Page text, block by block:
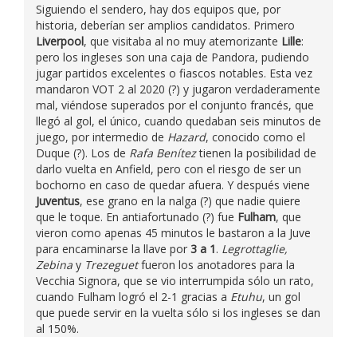
Siguiendo el sendero, hay dos equipos que, por
historia, deberían ser amplios candidatos. Primero
Liverpool, que visitaba al no muy atemorizante Lille:
pero los ingleses son una caja de Pandora, pudiendo
jugar partidos excelentes o fiascos notables. Esta vez
mandaron VOT 2 al 2020 (?) y jugaron verdaderamente
mal, viéndose superados por el conjunto francés, que
llegó al gol, el único, cuando quedaban seis minutos de
juego, por intermedio de Hazard, conocido como el
Duque (?). Los de Rafa Beníteztienen la posibilidad de
darlo vuelta en Anfield, pero con el riesgo de ser un
bochorno en caso de quedar afuera. Y después viene
Juventus, ese grano en la nalga (?) que nadie quiere
que le toque. En antiafortunado (?) fue Fulham, que
vieron como apenas 45 minutos le bastaron a la Juve
para encaminarse la llave por 3 a 1. Legrottaglie,
Zebina y Trezeguetfueron los anotadores para la
Vecchia Signora, que se vio interrumpida sólo un rato,
cuando Fulham logró el 2-1 gracias a Etuhu, un gol
que puede servir en la vuelta sólo si los ingleses se dan
al 150%.